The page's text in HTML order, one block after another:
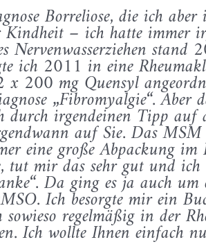
Borreliose, die ich
– ich hatte immer
stand
ich 2011 in eine
x 200 mg Quensyl
„Fibromyalgie“.
durch irgendeinen Tipp
auf Sie. Das
eine große Abpackung
tut mir das sehr gut und
Da ging es ja auch
Ich besorgte mir ein
regelmäßig in der
Ich wollte Ihnen einfach